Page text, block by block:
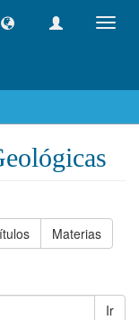
Materias
Ir